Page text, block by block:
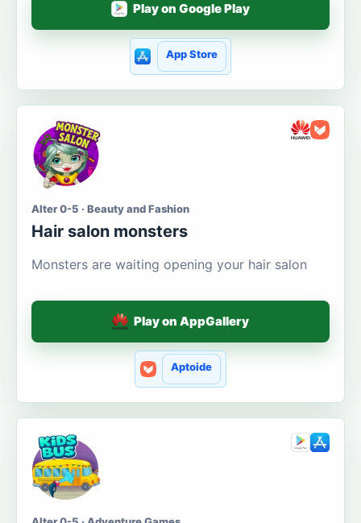
Play on Google Play
App Store
Alter 0-5 · Beauty and Fashion
Hair salon monsters
Monsters are waiting opening your hair salon
Play on AppGallery
Aptoide